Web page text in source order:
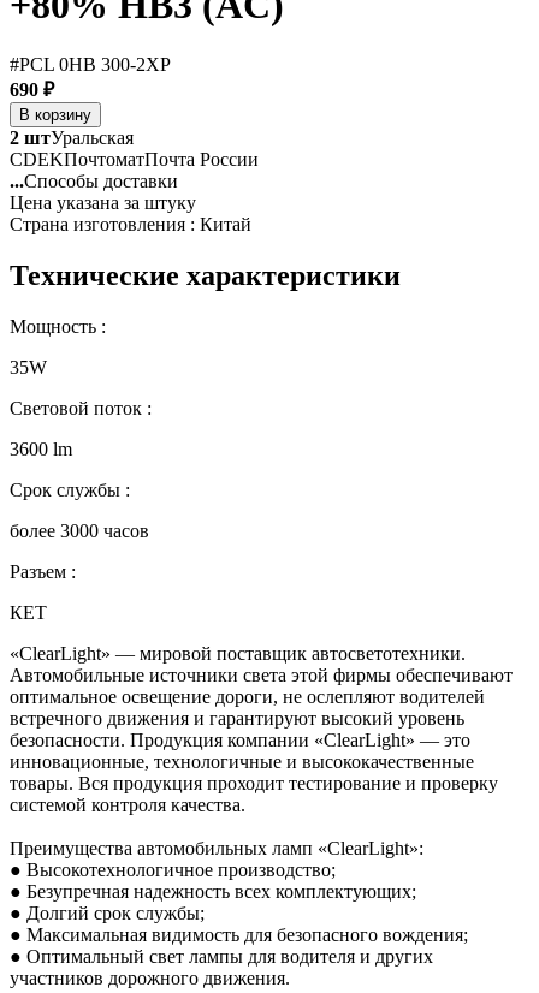
#PCL 0HB 300-2XP
690 ₽
В корзину
2 штУральская
CDEKПочтоматПочта России
...Способы доставки
Цена указана за штуку
Страна изготовления : Китай
Технические характеристики
Мощность :
35W
Световой поток :
3600 lm
Срок службы :
более 3000 часов
Разъем :
КЕТ
«ClearLight» — мировой поставщик автосветотехники.
Автомобильные источники света этой фирмы обеспечивают
оптимальное освещение дороги, не ослепляют водителей
встречного движения и гарантируют высокий уровень
безопасности. Продукция компании «ClearLight» — это
инновационные, технологичные и высококачественные
товары. Вся продукция проходит тестирование и проверку
системой контроля качества.
Преимущества автомобильных ламп «ClearLight»:
● Высокотехнологичное производство;
● Безупречная надежность всех комплектующих;
● Долгий срок службы;
● Максимальная видимость для безопасного вождения;
● Оптимальный свет лампы для водителя и других
участников дорожного движения.